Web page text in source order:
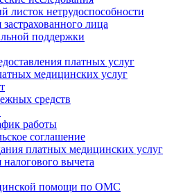
листок нетрудоспособности
лица
поддержки
платных услуг
медицинских услуг
средств
работы
соглашение
платных медицинских услуг
вычета
помощи по ОМС